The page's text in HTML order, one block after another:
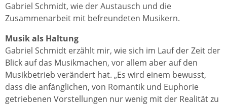
Gabriel Schmidt, wie der Austausch und die
Zusammenarbeit mit befreundeten Musikern.
Musik als Haltung
Gabriel Schmidt erzählt mir, wie sich im Lauf der Zeit der
Blick auf das Musikmachen, vor allem aber auf den
Musikbetrieb verändert hat. „Es wird einem bewusst,
dass die anfänglichen, von Romantik und Euphorie
getriebenen Vorstellungen nur wenig mit der Realität zu